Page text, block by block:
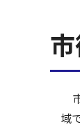
域